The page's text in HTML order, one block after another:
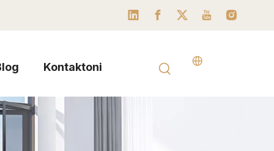
Kontaktoni